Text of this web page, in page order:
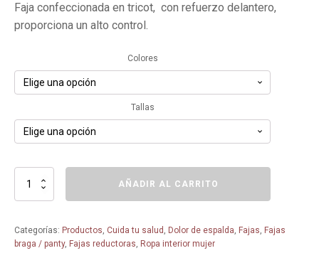
original
era:
actual
es:
Faja confeccionada en tricot, con refuerzo delantero,
proporciona un alto control.
Colores
Tallas
Faja
Bel
Siluet
AÑADIR AL CARRITO
Categorías: Productos, Cuida tu salud , Dolor de espalda, Fajas, Fajas
braga / panty, Fajas reductoras, Ropa interior mujer